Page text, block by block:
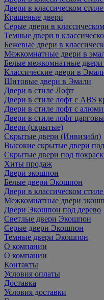
Двери в классическом
Крашеные двери
Серые двери в
Темные двери в
Бежевые двери в
Межкомнатные двери в
Белые межкомнатные
Классические двери в
Щитовые двери в Эмали
Двери в стиле Лофт
Двери в стиле лофт с ABS
Двери в стиле лофт с
Двери в стиле лофт
Двери (скрытые)
Скрытые двери (Инвизибл)
Высокие скрытые двери
Скрытые двери под
Хиты продаж
Двери экошпон
Белые двери Экошпон
Двери в классическом
Межкомнатные двери
Двери Экошпон под дерево
Светлые двери Экошпон
Серые двери Экошпон
Темные двери Экошпон
О компании
О компании
Контакты
Условия оплаты
Доставка
Условия доставки